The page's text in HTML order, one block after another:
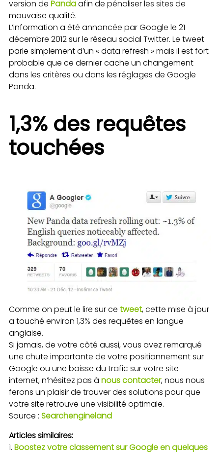
version de Pandaafin de pénaliser les sites de
mauvaise qualité.
L’information a été annoncée par Google le 21
décembre 2012 sur le réseau social Twitter. Le tweet
parle simplement d’un « data refresh » mais il est fort
probable que ce dernier cache un changement
dans les critères ou dans les réglages de Google
Panda.
1,3% des requêtes
touchées
Comme on peut le lire sur ce tweet, cette mise à jour
a touché environ 1,3% des requêtes en langue
anglaise.
Si jamais, de votre côté aussi, vous avez remarqué
une chute importante de votre positionnement sur
Google ou une baisse du trafic sur votre site
internet, n’hésitez pas à nous contacter, nous nous
ferons un plaisir de trouver des solutions pour que
votre site retrouve une visibilité optimale.
Source : Searchengineland
Articles similaires:
Boostez votre classement sur Google en quelques